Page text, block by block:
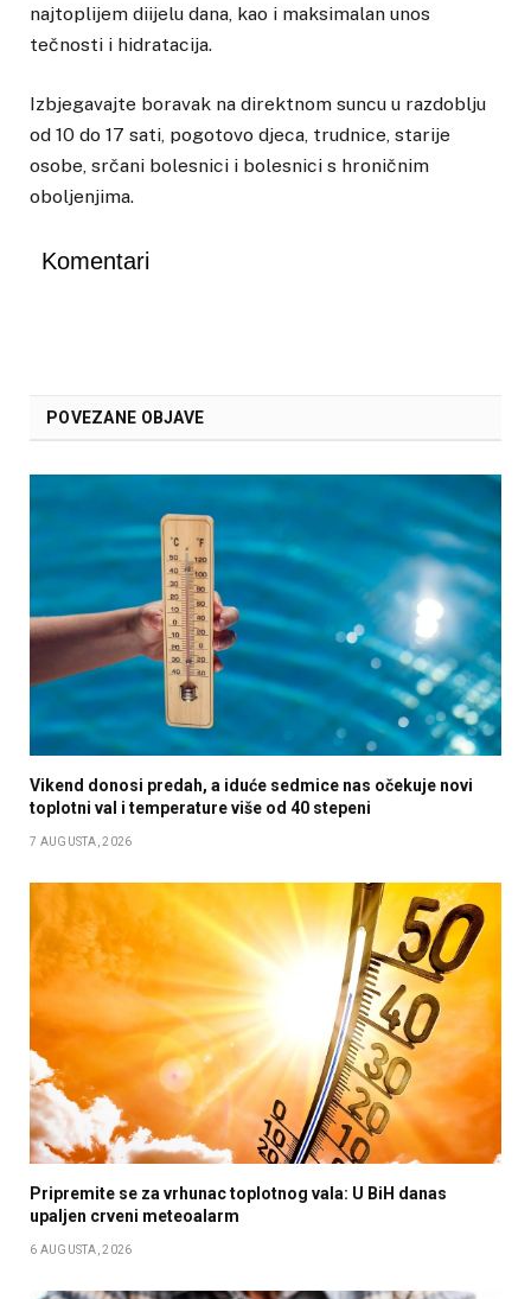
najtoplijem diijelu dana, kao i maksimalan unos
tečnosti i hidratacija.
Izbjegavajte boravak na direktnom suncu u razdoblju
od 10 do 17 sati, pogotovo djeca, trudnice, starije
osobe, srčani bolesnici i bolesnici s hroničnim
oboljenjima.
Komentari
POVEZANE OBJAVE
Vikend donosi predah, a iduće sedmice nas očekuje novi
toplotni val i temperature više od 40 stepeni
7 AUGUSTA, 2026
Pripremite se za vrhunac toplotnog vala: U BiH danas
upaljen crveni meteoalarm
6 AUGUSTA, 2026